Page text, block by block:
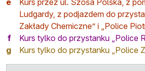
e
Kurs przez ul. Szosa Polska, z
Ludgardy, z podjazdem do
Zakłady Chemiczne” i „Police
f
Kurs tylko do przystanku „Police
g
Kurs tylko do przystanku „Police